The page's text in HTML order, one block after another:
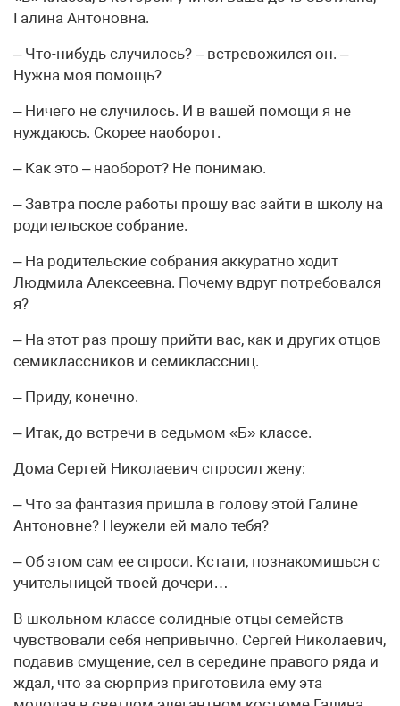
Галина Антоновна.
– Что-нибудь случилось? – встревожился он. –
Нужна моя помощь?
– Ничего не случилось. И в вашей помощи я не
нуждаюсь. Скорее наоборот.
– Как это – наоборот? Не понимаю.
– Завтра после работы прошу вас зайти в школу на
родительское собрание.
– На родительские собрания аккуратно ходит
Людмила Алексеевна. Почему вдруг потребовался
я?
– На этот раз прошу прийти вас, как и других отцов
семиклассников и семиклассниц.
– Приду, конечно.
– Итак, до встречи в седьмом «Б» классе.
Дома Сергей Николаевич спросил жену:
– Что за фантазия пришла в голову этой Галине
Антоновне? Неужели ей мало тебя?
– Об этом сам ее спроси. Кстати, познакомишься с
учительницей твоей дочери…
В школьном классе солидные отцы семейств
чувствовали себя непривычно. Сергей Николаевич,
подавив смущение, сел в середине правого ряда и
ждал, что за сюрприз приготовила ему эта